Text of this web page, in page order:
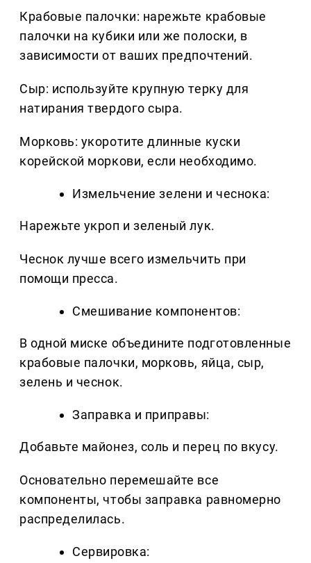
Крабовые палочки: нарежьте крабовые
палочки на кубики или же полоски, в
зависимости от ваших предпочтений.
Сыр: используйте крупную терку для
натирания твердого сыра.
Морковь: укоротите длинные куски
корейской моркови, если необходимо.
Измельчение зелени и чеснока:
Нарежьте укроп и зеленый лук.
Чеснок лучше всего измельчить при
помощи пресса.
Смешивание компонентов:
В одной миске объедините подготовленные
крабовые палочки, морковь, яйца, сыр,
зелень и чеснок.
Заправка и приправы:
Добавьте майонез, соль и перец по вкусу.
Основательно перемешайте все
компоненты, чтобы заправка равномерно
распределилась.
Сервировка: